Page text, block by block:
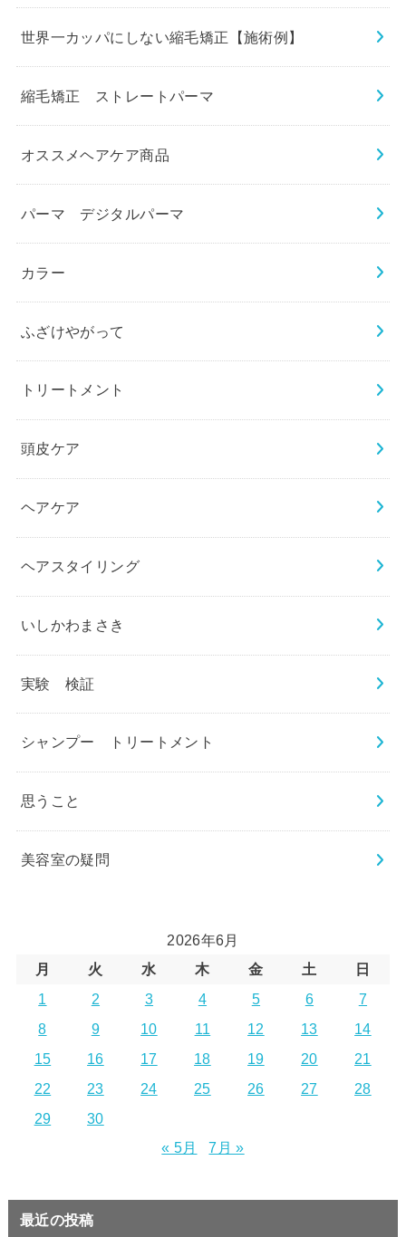
世界一カッパにしない縮毛矯正【施術例】
縮毛矯正 ストレートパーマ
オススメヘアケア商品
パーマ デジタルパーマ
カラー
ふざけやがって
トリートメント
頭皮ケア
ヘアケア
ヘアスタイリング
いしかわまさき
実験 検証
シャンプー トリートメント
思うこと
美容室の疑問
2026年6月
月
火 水 木 金 土
日
1
2 3 4 5 6
7
8
9 10 11 12 13
14
15
16 17 18 19 20
21
22
23 24 25 26 27
28
29
30
« 5月
7月 »
最近の投稿